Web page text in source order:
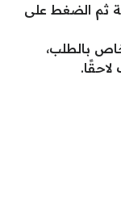
ثم الضغط على
بالطلب،